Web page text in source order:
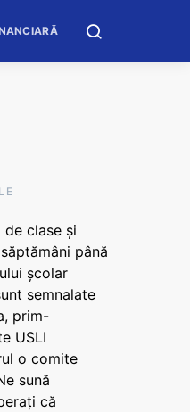
de clase și
până
școlar
semnalate
prim-
USLI
o comite
sună
că